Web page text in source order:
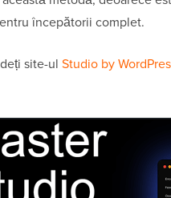
începătorii complet.
site-ul Studio by